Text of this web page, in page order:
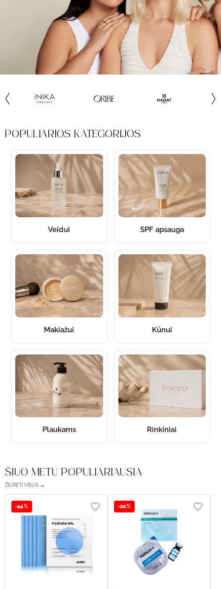
POPULIARIOS KATEGORIJOS
Veidui SPF apsauga
Makiažui Kūnui
Plaukams Rinkiniai
ŠIUO METU POPULIARIAUSIA
ŽIŪRĖTI VISUS →
-44% -20%